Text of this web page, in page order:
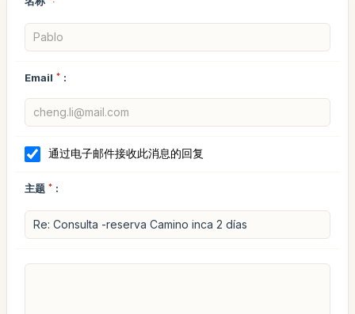
Email * :
通过电子邮件接收此消息的回复
主题 * :